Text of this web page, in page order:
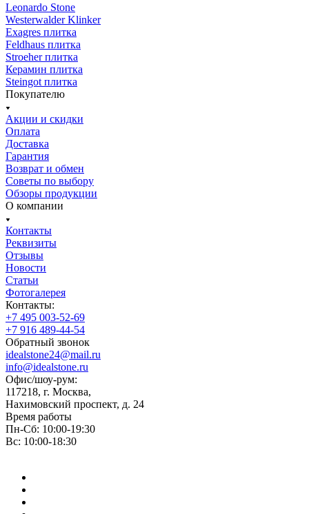
Leonardo Stone
Westerwalder Klinker
Exagres плитка
Feldhaus плитка
Stroeher плитка
Керамин плитка
Steingot плитка
Покупателю
Акции и скидки
Оплата
Доставка
Гарантия
Возврат и обмен
Советы по выбору
Обзоры продукции
О компании
Контакты
Реквизиты
Отзывы
Новости
Статьи
Фотогалерея
Контакты:
+7 495 003-52-69
+7 916 489-44-54
Обратный звонок
idealstone24@mail.ru
info@idealstone.ru
Офис/шоу-рум:
117218, г. Москва,
Нахимовский проспект, д. 24
Время работы
Пн-Сб: 10:00-19:30
Вс: 10:00-18:30